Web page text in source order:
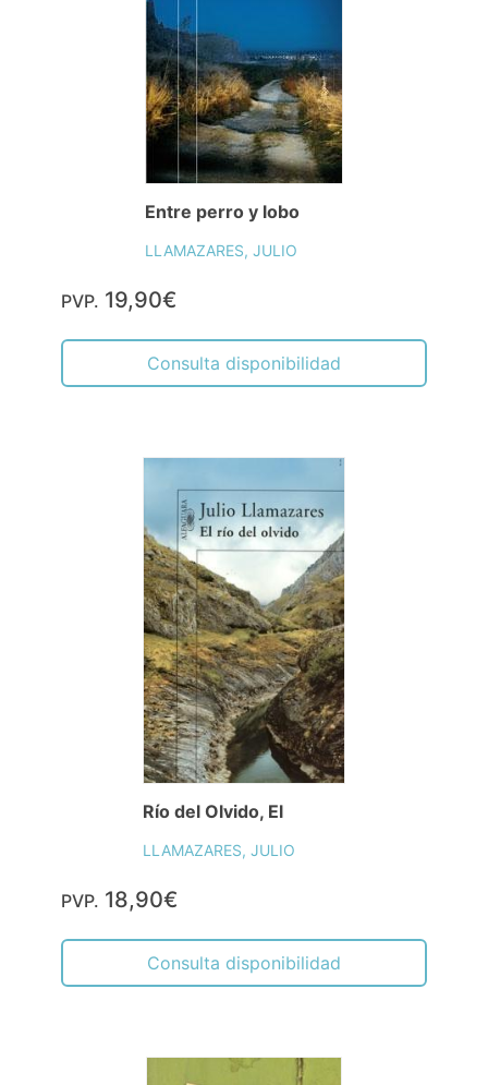
Entre perro y lobo
LLAMAZARES, JULIO
PVP. 19,90€
Consulta disponibilidad
Río del Olvido, El
LLAMAZARES, JULIO
PVP. 18,90€
Consulta disponibilidad